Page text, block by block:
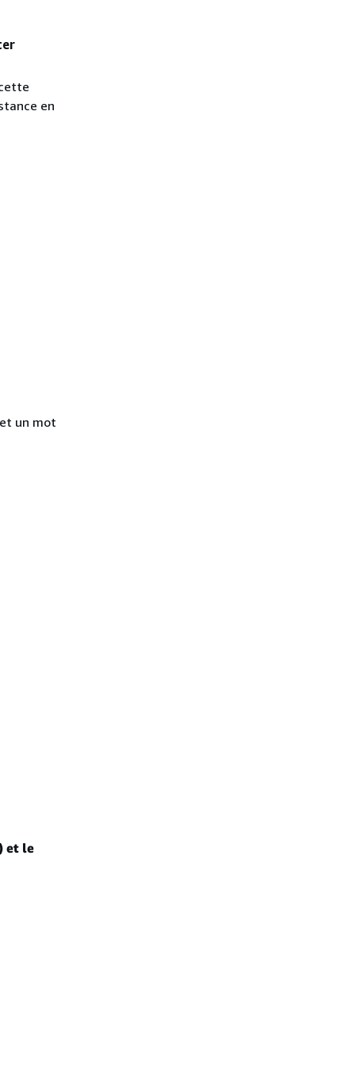
en
un mot
et le